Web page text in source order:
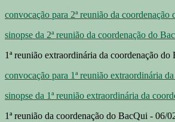
convocação para 2ª reunião da
sinopse da 2ª reunião da coordenação do
1ª reunião extraordinária da coordenação
convocação para 1ª reunião extraordinária
sinopse da 1ª reunião extraordinária da
1ª reunião da coordenação do BacQui - 06/